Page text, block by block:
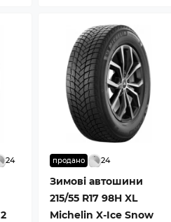
24 продано 24
Зимові автошини
215/55 R17 98H XL
Michelin X-Ice Snow